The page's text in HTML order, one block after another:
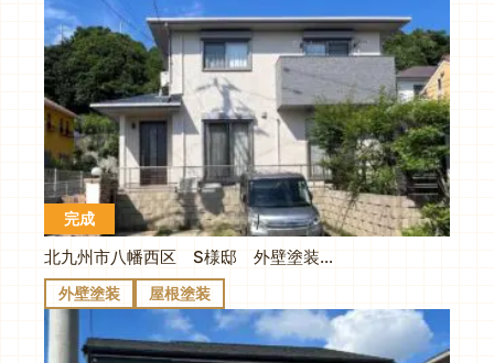
完成
北九州市八幡西区 S様邸 外壁塗装 屋根塗装工事
外壁塗装 屋根塗装